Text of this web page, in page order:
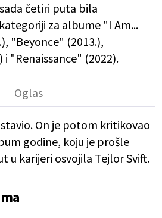
četiri puta bila
za albume "I Am...
"Beyonce" (2013.),
"Renaissance" (2022).
On je potom kritikovao
godine, koju je prošle
u karijeri osvojila Tejlor Svift.